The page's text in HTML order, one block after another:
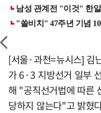
[서울·과천=뉴시스] 김
가 6·3 지방선거 일부
해 "공직선거법에 따른
당하지 않는다"고 밝혔